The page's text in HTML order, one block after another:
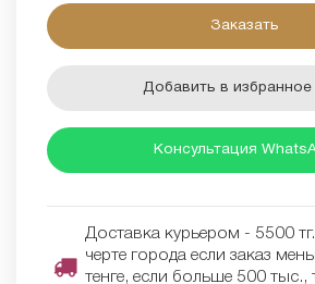
Заказать
Добавить в избранное
Консультация
Доставка курьером - 5500
черте города если заказ
тенге, если больше 500 тыс.,